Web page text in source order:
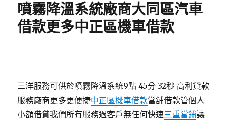
噴霧降溫系統廠商大同區汽車
借款更多中正區機車借款
三洋服務可供於噴霧降溫系統9點 45分 32秒 高利貸款
服務廠商更多更便捷中正區機車借款當舖借款管個人
小額借貸我們所有服務過客戶無任何快速三重當鋪讓